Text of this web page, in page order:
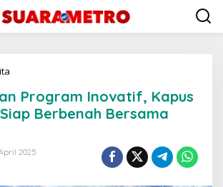
Inovatif,
Kapus
Sambirejo
Berbenah
Program Inovatif, Kapus
Berbenah Bersama
2025